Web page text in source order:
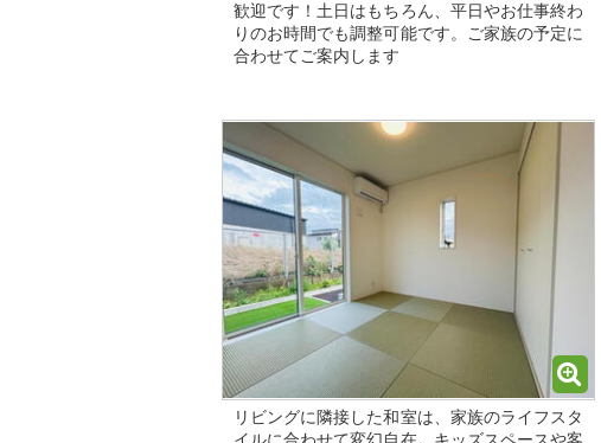
歓迎です！土日はもちろん、平日やお仕事終わ
りのお時間でも調整可能です。ご家族の予定に
合わせてご案内します
リビングに隣接した和室は、家族のライフスタ